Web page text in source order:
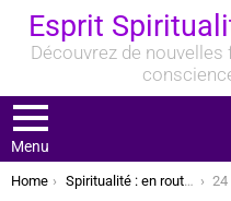
Esprit
Découvrez de
Menu
You are here:
Home Spiritualité : en route vers la conscience spirituelle 24